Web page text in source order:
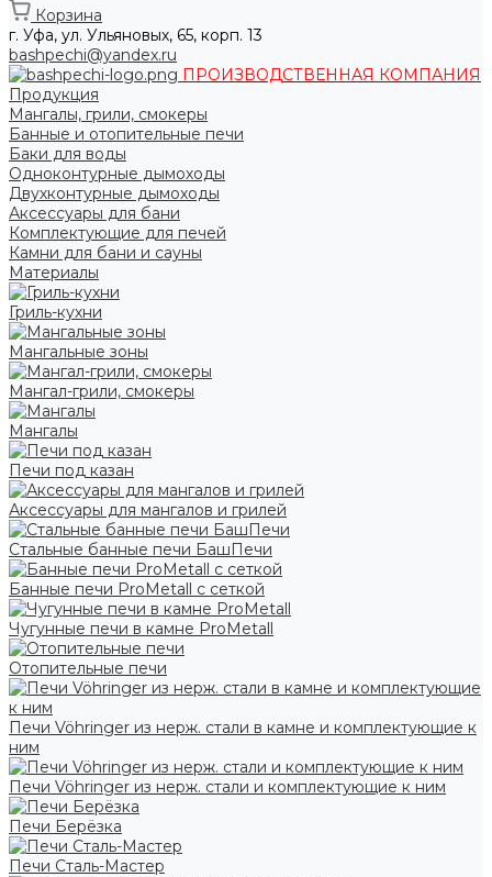
Корзина
г. Уфа, ул. Ульяновых, 65, корп. 13
bashpechi@yandex.ru
ПРОИЗВОДСТВЕННАЯ КОМПАНИЯ
Продукция
Мангалы, грили, смокеры
Банные и отопительные печи
Баки для воды
Одноконтурные дымоходы
Двухконтурные дымоходы
Аксессуары для бани
Комплектующие для печей
Камни для бани и сауны
Материалы
Гриль-кухни
Мангальные зоны
Мангал-грили, смокеры
Мангалы
Печи под казан
Аксессуары для мангалов и грилей
Стальные банные печи БашПечи
Банные печи ProMetall с сеткой
Чугунные печи в камне ProMetall
Отопительные печи
Печи Vöhringer из нерж. стали в камне и комплектующие к
ним
Печи Vöhringer из нерж. стали и комплектующие к ним
Печи Берёзка
Печи Сталь-Мастер